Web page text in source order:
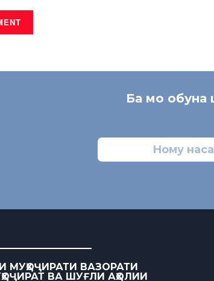
Ба мо обуна
МУҲОҶИРАТИ ВАЗОРАТИ
ВА ШУҒЛИ АҲОЛИИ